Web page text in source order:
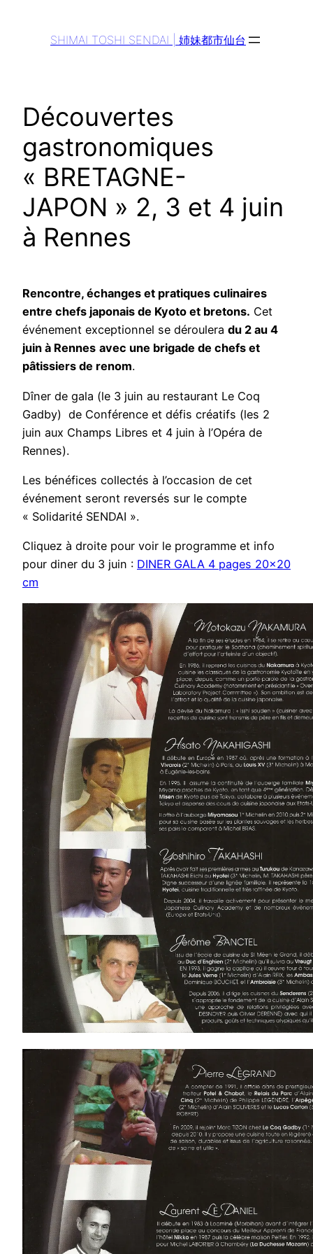
SHIMAI TOSHI SENDAI | 姉妹都市仙台
Découvertes
gastronomiques
« BRETAGNE-
JAPON » 2, 3 et 4 juin
à Rennes
Rencontre, échanges et pratiques culinaires
entre chefs japonais de Kyoto et bretons. Cet
événement exceptionnel se déroulera du 2 au 4
juin à Rennes avec une brigade de chefs et
pâtissiers de renom.
Dîner de gala (le 3 juin au restaurant Le Coq
Gadby) de Conférence et défis créatifs (les 2
juin aux Champs Libres et 4 juin à l’Opéra de
Rennes).
Les bénéfices collectés à l’occasion de cet
événement seront reversés sur le compte
« Solidarité SENDAI ».
Cliquez à droite pour voir le programme et info
pour diner du 3 juin : DINER GALA 4 pages 20×20
cm